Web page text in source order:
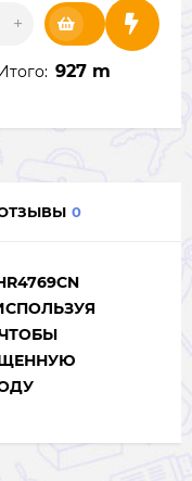
+
927 m
0